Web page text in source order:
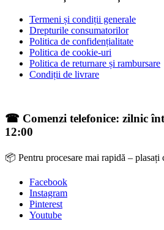
Termeni și condiții generale
Drepturile consumatorilor
Politica de confidențialitate
Politica de cookie-uri
Politica de returnare și rambursare
Condiții de livrare
☎ Comenzi telefonice: zilnic
12:00
📦 Pentru procesare mai rapidă – plasați
Facebook
Instagram
Pinterest
Youtube